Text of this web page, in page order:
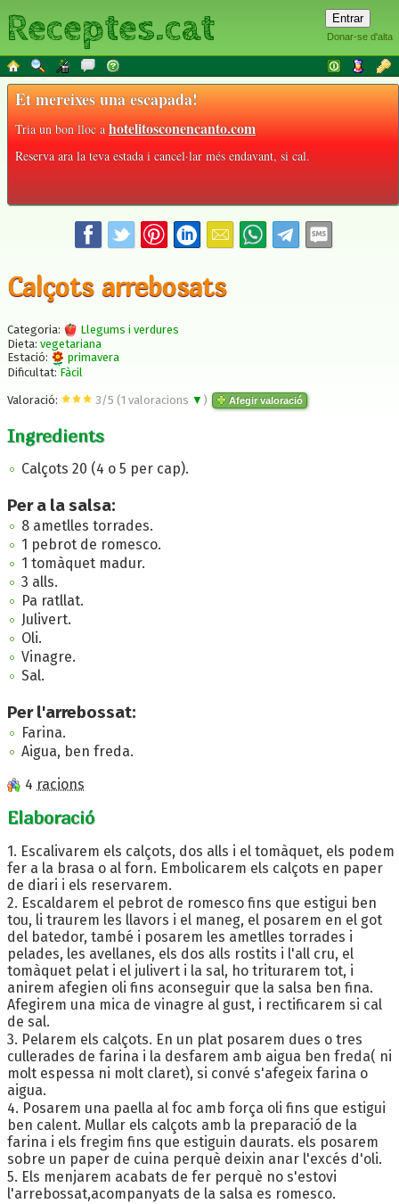
Donar-se d'alta
Receptes.cat
Et mereixes una escapada!
Tria un bon lloc ahotelitosconencanto.com
Reserva ara la teva estada i cancel·lar més endavant, si cal.
Calçots arrebosats
Categoria:
Llegums i verdures
Dieta: vegetariana
Estació:
primavera
Dificultat: Fàcil
Valoració: 3 /5 (1 valoracions ▼ ) Afegir valoració
Ingredients
Calçots 20 (4 o 5 per cap).
Per a la salsa:
8 ametlles torrades.
1 pebrot de romesco.
1 tomàquet madur.
3 alls.
Pa ratllat.
Julivert.
Oli.
Vinagre.
Sal.
Per l'arrebossat:
Farina.
Aigua, ben freda.
4 racions
Elaboració
1. Escalivarem els calçots, dos alls i el tomàquet, els podem
fer a la brasa o al forn. Embolicarem els calçots en paper
de diari i els reservarem.
2. Escaldarem el pebrot de romesco fins que estigui ben
tou, li traurem les llavors i el maneg, el posarem en el got
del batedor, també i posarem les ametlles torrades i
pelades, les avellanes, els dos alls rostits i l'all cru, el
tomàquet pelat i el julivert i la sal, ho triturarem tot, i
anirem afegien oli fins aconseguir que la salsa ben fina.
Afegirem una mica de vinagre al gust, i rectificarem si cal
de sal.
3. Pelarem els calçots. En un plat posarem dues o tres
cullerades de farina i la desfarem amb aigua ben freda( ni
molt espessa ni molt claret), si convé s'afegeix farina o
aigua.
4. Posarem una paella al foc amb força oli fins que estigui
ben calent. Mullar els calçots amb la preparació de la
farina i els fregim fins que estiguin daurats. els posarem
sobre un paper de cuina perquè deixin anar l'excés d'oli.
5. Els menjarem acabats de fer perquè no s'estovi
l'arrebossat,acompanyats de la salsa es romesco.